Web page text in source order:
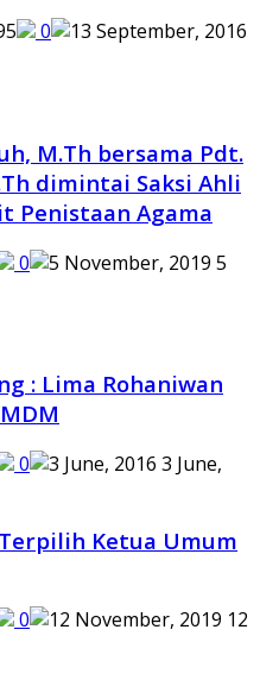
0
M.Th bersama Pdt.
dimintai Saksi Ahli
Penistaan Agama
0
5
: Lima Rohaniwan
0
3 June,
Ketua Umum
0
12